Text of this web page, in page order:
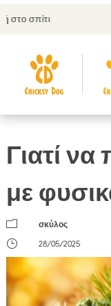
Γιατί
με
m
σκύλος
}
28/05/2025